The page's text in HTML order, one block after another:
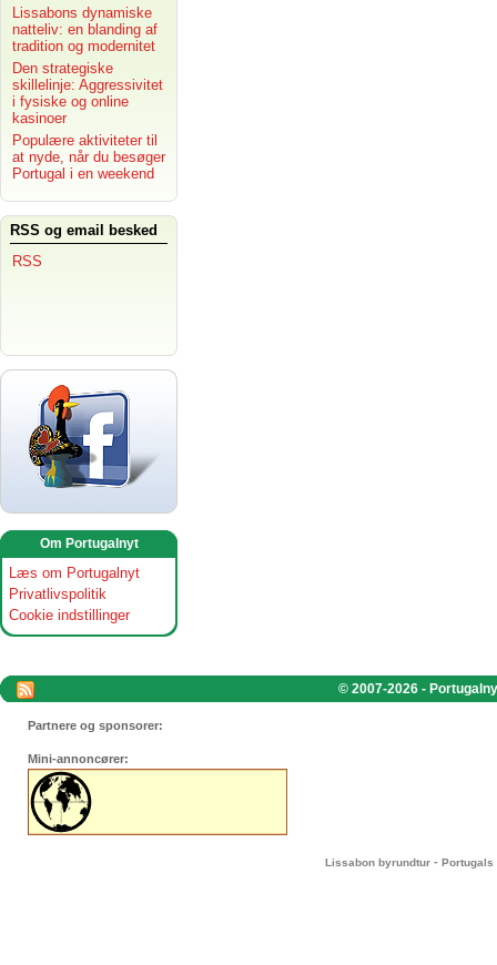
Lissabons dynamiske
natteliv: en blanding af
tradition og modernitet
Den strategiske
skillelinje: Aggressivitet
i fysiske og online
kasinoer
Populære aktiviteter til
at nyde, når du besøger
Portugal i en weekend
RSS og email besked
RSS
Om Portugalnyt
Læs om Portugalnyt
Privatlivspolitik
Cookie indstillinger
© 2007-2026 -
Partnere og sponsorer:
Mini-annoncører:
Lissabon byrundtur - Portugals